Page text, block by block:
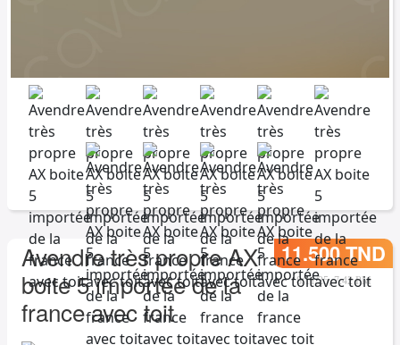
Avendre très propre AX
boite 5 importée de la
france avec toit
11.500 TND
8/11/25, 7:42 PM